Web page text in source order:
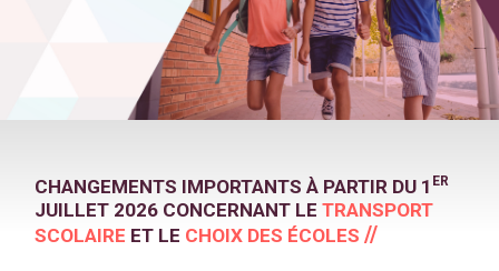
CHANGEMENTS IMPORTANTS À PARTIR DU 1 ER
JUILLET 2026 CONCERNANT LETRANSPORT
SCOLAIRE ET LE CHOIX DES ÉCOLES//